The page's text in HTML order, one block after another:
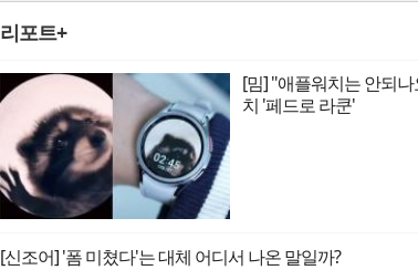
리포트+
[밈] "애플워치는 안되
치 '페드로 라쿤'
[신조어] '폼 미쳤다'는 대체 어디서 나온 말일까?